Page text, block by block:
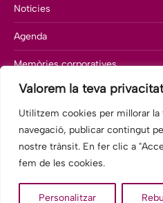
Valorem la teva privacitat
Utilitzem cookies per millorar la
navegació, publicar contingut
nostre trànsit. En fer clic a
fem de les cookies.
Personalitzar
Notícies
Agenda
Memòries corporatives
Departament de comunicació
© 2025 Fundació Hospitalàries